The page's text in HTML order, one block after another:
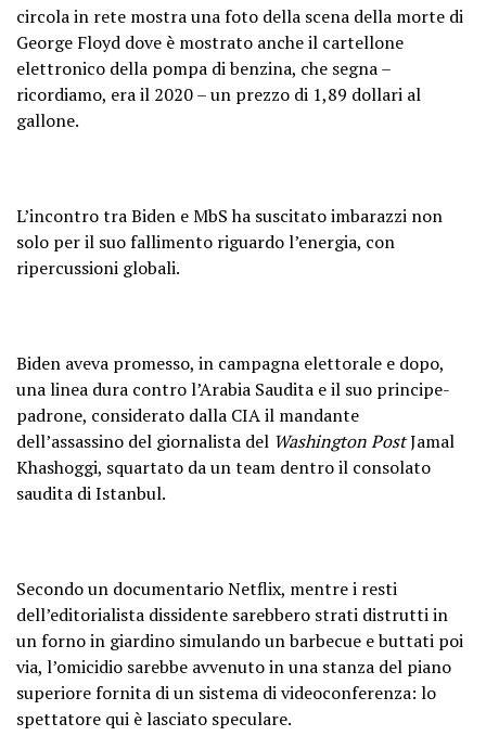
circola in rete mostra una foto della scena della morte di
George Floyd dove è mostrato anche il cartellone
elettronico della pompa di benzina, che segna –
ricordiamo, era il 2020 – un prezzo di 1,89 dollari al
gallone.
L’incontro tra Biden e MbS ha suscitato imbarazzi non
solo per il suo fallimento riguardo l’energia, con
ripercussioni globali.
Biden aveva promesso, in campagna elettorale e dopo,
una linea dura contro l’Arabia Saudita e il suo principe-
padrone, considerato dalla CIA il mandante
dell’assassino del giornalista del Washington PostJamal
Khashoggi, squartato da un team dentro il consolato
saudita di Istanbul.
Secondo un documentario Netflix, mentre i resti
dell’editorialista dissidente sarebbero strati distrutti in
un forno in giardino simulando un barbecue e buttati poi
via, l’omicidio sarebbe avvenuto in una stanza del piano
superiore fornita di un sistema di videoconferenza: lo
spettatore qui è lasciato speculare.